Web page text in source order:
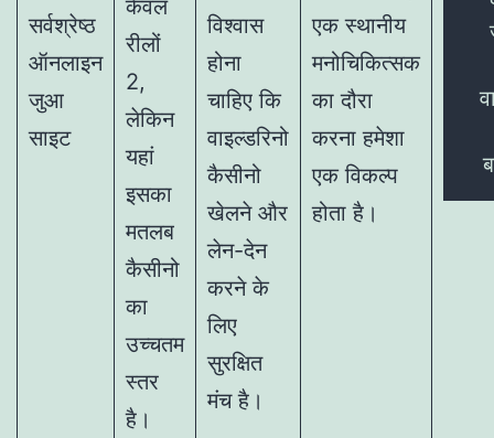
सर्वश्रेष्ठ
ऑनलाइन
जुआ
साइट
केवल
रीलों
2,
लेकिन
यहां
इसका
मतलब
कैसीनो
का
उच्चतम
स्तर
है।
विश्वास
होना
चाहिए कि
वाइल्डरिनो
कैसीनो
खेलने और
लेन-देन
करने के
लिए
सुरक्षित
मंच है।
एक स्थानीय
मनोचिकित्सक
का दौरा
करना हमेशा
एक विकल्प
होता है।